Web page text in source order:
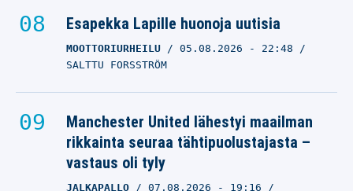
Esapekka Lapille huonoja uutisia
MOOTTORIURHEILU 05.08.2026 - 22:48
SALTTU FORSSTRÖM
Manchester United lähestyi maailman
rikkainta seuraa tähtipuolustajasta –
vastaus oli tyly
JALKAPALLO 07.08.2026 - 19:16